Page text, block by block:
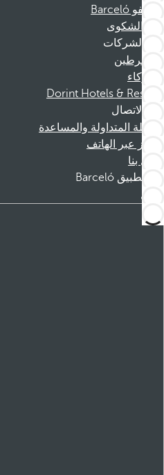
موظفو Barceló
قناة الشكوى
الشركات
المنخرطين
الشركاء
Dorint Hotels & Resorts
الاتصال
الأسئلة المتداولة والمساعدة
الحجز عبر الهاتف
اتصل بنا
تطبيق Barceló
تنزيل